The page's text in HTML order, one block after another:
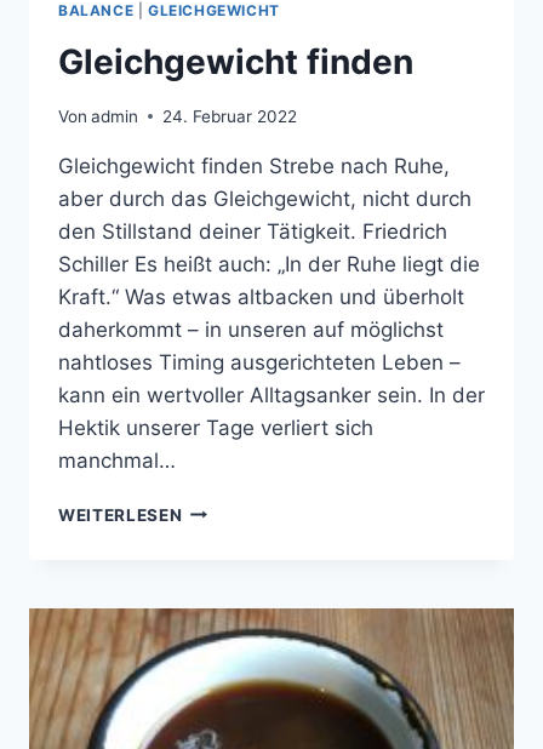
BALANCE GLEICHGEWICHT
Gleichgewicht finden
Von admin 24. Februar 2022
Gleichgewicht finden Strebe nach Ruhe,
aber durch das Gleichgewicht, nicht durch
den Stillstand deiner Tätigkeit. Friedrich
Schiller Es heißt auch: „In der Ruhe liegt die
Kraft.“ Was etwas altbacken und überholt
daherkommt – in unseren auf möglichst
nahtloses Timing ausgerichteten Leben –
kann ein wertvoller Alltagsanker sein. In der
Hektik unserer Tage verliert sich
manchmal…
WEITERLESEN GLEICHGEWICHT